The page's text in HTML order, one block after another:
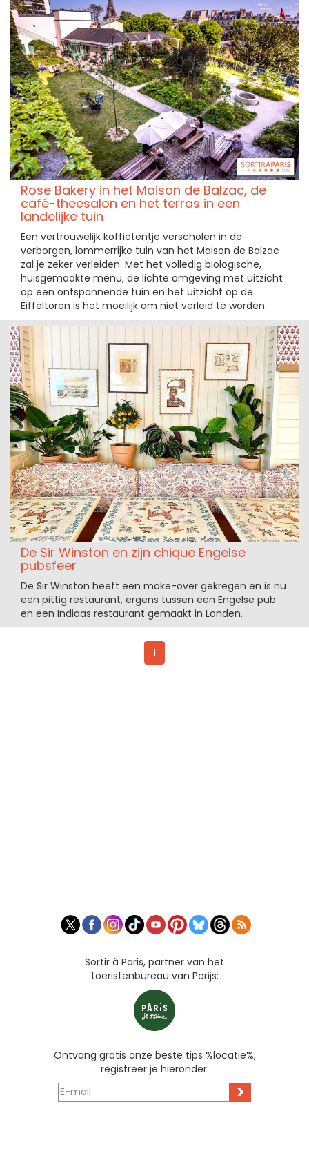
Rose Bakery in het Maison de Balzac, de
café-theesalon en het terras in een
landelijke tuin
Een vertrouwelijk koffietentje verscholen in de
verborgen, lommerrijke tuin van het Maison de Balzac
zal je zeker verleiden. Met het volledig biologische,
huisgemaakte menu, de lichte omgeving met uitzicht
op een ontspannende tuin en het uitzicht op de
Eiffeltoren is het moeilijk om niet verleid te worden.
De Sir Winston en zijn chique Engelse
pubsfeer
De Sir Winston heeft een make-over gekregen en is nu
een pittig restaurant, ergens tussen een Engelse pub
en een Indiaas restaurant gemaakt in Londen.
1
Sortir à Paris, partner van het
toeristenbureau van Parijs:
Ontvang gratis onze beste tips %locatie%,
registreer je hieronder:
>